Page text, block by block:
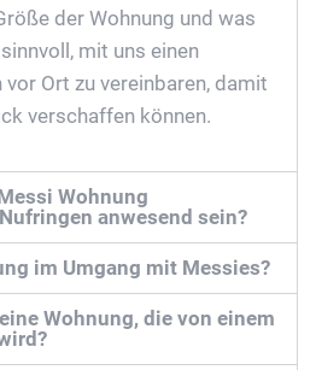
der Wohnung und was
mit uns einen
Ort zu vereinbaren, damit
verschaffen können.
Wohnung
anwesend sein?
im Umgang mit Messies?
Wohnung, die von einem